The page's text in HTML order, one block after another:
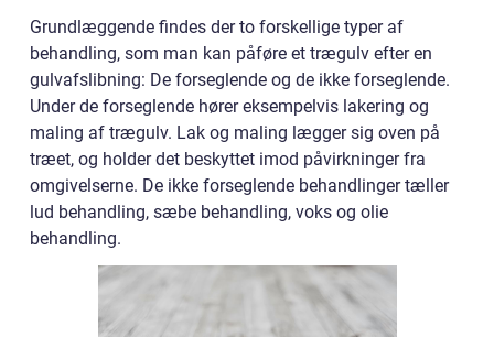
Grundlæggende findes der to forskellige typer af
behandling, som man kan påføre et trægulv efter en
gulvafslibning: De forseglende og de ikke forseglende.
Under de forseglende hører eksempelvis lakering og
maling af trægulv. Lak og maling lægger sig oven på
træet, og holder det beskyttet imod påvirkninger fra
omgivelserne. De ikke forseglende behandlinger tæller
lud behandling, sæbe behandling, voks og olie
behandling.